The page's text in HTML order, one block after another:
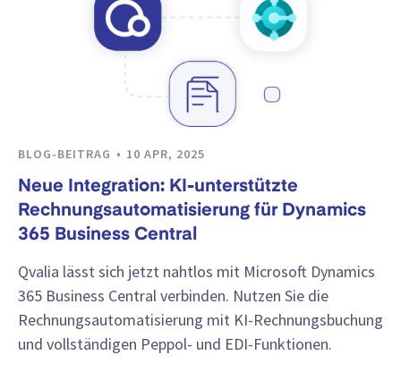
BLOG-BEITRAG 10 APR, 2025
Neue Integration: KI-unterstützte
Rechnungsautomatisierung für Dynamics
365 Business Central
Qvalia lässt sich jetzt nahtlos mit Microsoft Dynamics
365 Business Central verbinden. Nutzen Sie die
Rechnungsautomatisierung mit KI-Rechnungsbuchung
und vollständigen Peppol- und EDI-Funktionen.